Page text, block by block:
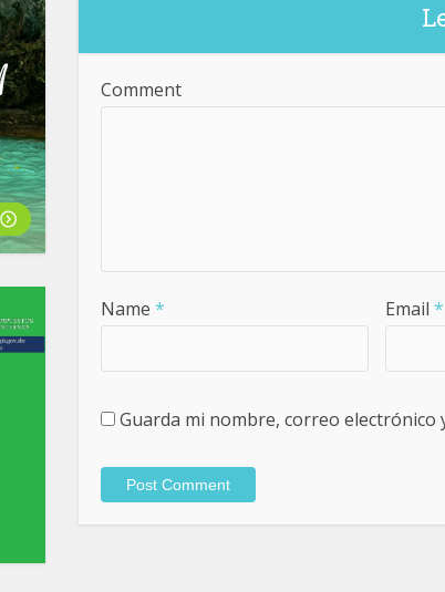
Comment
Name * Email *
Guarda mi nombre, correo electrónico